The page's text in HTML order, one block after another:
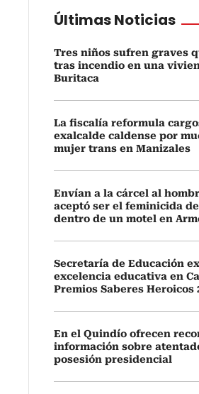
Últimas Noticias
Tres niños sufren graves
tras incendio en una
Buritaca
La fiscalía reformula
exalcalde caldense por
mujer trans en Manizales
Envían a la cárcel al
aceptó ser el feminicida
dentro de un motel en
Secretaría de Educación
excelencia educativa en
Premios Saberes Heroicos
En el Quindío ofrecen
información sobre
posesión presidencial